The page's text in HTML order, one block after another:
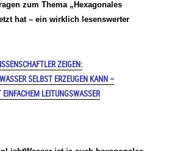
zum Thema „Hexagonales
hat – ein wirklich lesenswerter
ZEIGEN:
SELBST ERZEUGEN KANN –
LEITUNGSWASSER